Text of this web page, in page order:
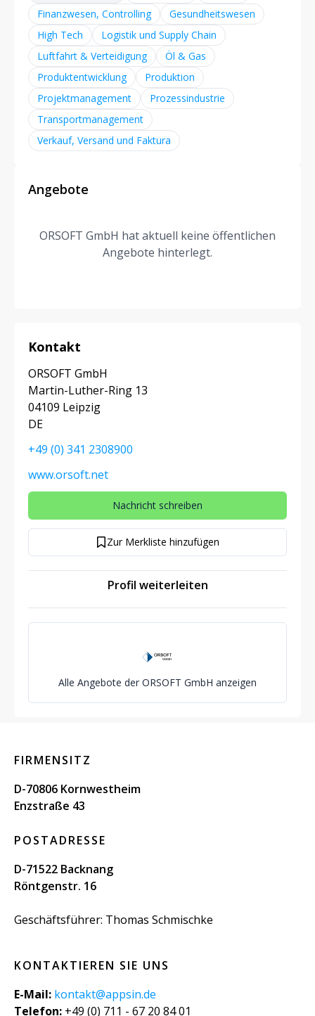
Finanzwesen, Controlling
Gesundheitswesen
High Tech
Logistik und Supply Chain
Luftfahrt & Verteidigung
Öl & Gas
Produktentwicklung
Produktion
Projektmanagement
Prozessindustrie
Transportmanagement
Verkauf, Versand und Faktura
Angebote
ORSOFT GmbH hat aktuell keine öffentlichen
Angebote hinterlegt.
Kontakt
ORSOFT GmbH
Martin-Luther-Ring 13
04109 Leipzig
DE
+49 (0) 341 2308900
www.orsoft.net
Nachricht schreiben
Zur Merkliste hinzufügen
Profil weiterleiten
Alle Angebote der ORSOFT GmbH anzeigen
FIRMENSITZ
D-70806 Kornwestheim
Enzstraße 43
POSTADRESSE
D-71522 Backnang
Röntgenstr. 16
Geschäftsführer: Thomas Schmischke
KONTAKTIEREN SIE UNS
E-Mail: kontakt@appsin.de
Telefon: +49 (0) 711 - 67 20 84 01